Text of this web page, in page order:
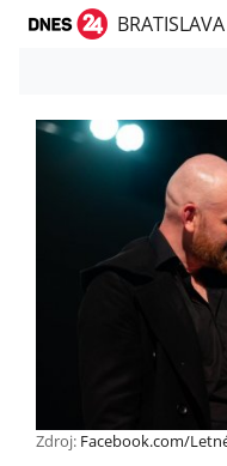
BRATISLAVA
Zdroj: Facebook.com/